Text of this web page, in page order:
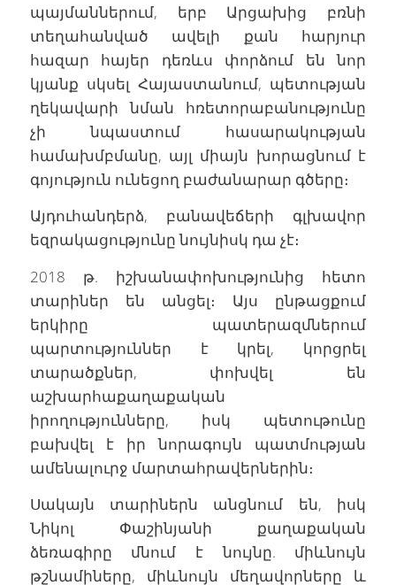
պայմաններում, երբ Արցախից բռնի
տեղահանված ավելի քան հարյուր
հազար հայեր դեռևս փորձում են նոր
կյանք սկսել Հայաստանում, պետության
ղեկավարի նման հռետորաբանությունը
չի նպաստում հասարակության
համախմբմանը, այլ միայն խորացնում է
գոյություն ունեցող բաժանարար գծերը։
Այդուհանդերձ, բանավեճերի գլխավոր
եզրակացությունը նույնիսկ դա չէ։
2018 թ. իշխանափոխությունից հետո
տարիներ են անցել։ Այս ընթացքում
երկիրը պատերազմներում
պարտություններ է կրել, կորցրել
տարածքներ, փոխվել են
աշխարհաքաղաքական
իրողությունները, իսկ պետութունը
բախվել է իր նորագույն պատմության
ամենալուրջ մարտահրավերներին։
Սակայն տարիներն անցնում են, իսկ
Նիկոլ Փաշինյանի քաղաքական
ձեռագիրը մնում է նույնը. միևնույն
թշնամիները, միևնույն մեղավորները և